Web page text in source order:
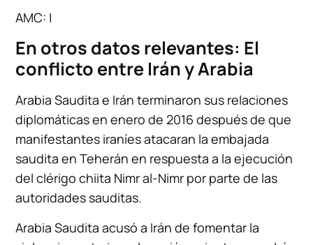
AMC: |
En otros datos relevantes: El
conflicto entre Irán y Arabia
Arabia Saudita e Irán terminaron sus relaciones
diplomáticas en enero de 2016 después de que
manifestantes iraníes atacaran la embajada
saudita en Teherán en respuesta a la ejecución
del clérigo chiita Nimr al-Nimr por parte de las
autoridades sauditas.
Arabia Saudita acusó a Irán de fomentar la